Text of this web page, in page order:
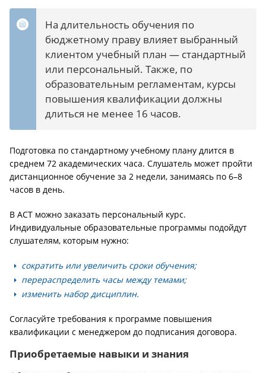
На длительность обучения по
бюджетному праву влияет выбранный
клиентом учебный план — стандартный
или персональный. Также, по
образовательным регламентам, курсы
повышения квалификации должны
длиться не менее 16 часов.
Подготовка по стандартному учебному плану длится в
среднем 72 академических часа. Слушатель может пройти
дистанционное обучение за 2 недели, занимаясь по 6–8
часов в день.
В АСТ можно заказать персональный курс.
Индивидуальные образовательные программы подойдут
слушателям, которым нужно:
сократить или увеличить сроки обучения;
перераспределить часы между темами;
изменить набор дисциплин.
Согласуйте требования к программе повышения
квалификации с менеджером до подписания договора.
Приобретаемые навыки и знания